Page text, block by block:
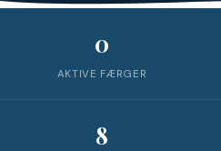
0
AKTIVE FÆRGER
8